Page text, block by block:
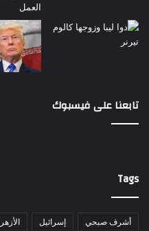
تابعنا على فيسبوك
Tags
أشرف صبحي إسرائيل الأزهر